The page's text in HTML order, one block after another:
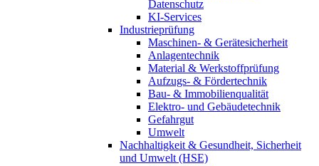
Datenschutz
KI-Services
Industrieprüfung
Maschinen- & Gerätesicherheit
Anlagentechnik
Material & Werkstoffprüfung
Aufzugs- & Fördertechnik
Bau- & Immobilienqualität
Elektro- und Gebäudetechnik
Gefahrgut
Umwelt
Nachhaltigkeit & Gesundheit, Sicherheit
und Umwelt (HSE)